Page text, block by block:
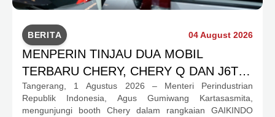
BERITA 04 August 2026
MENPERIN TINJAU DUA MOBIL
TERBARU CHERY, CHERY Q DAN J6T
CSH YANG JADI SOROTAN DI GIIAS
2026
Tangerang, 1 Agustus 2026 – Menteri Perindustrian
Republik Indonesia, Agus Gumiwang Kartasasmita,
mengunjungi booth Chery dalam rangkaian GAIKINDO